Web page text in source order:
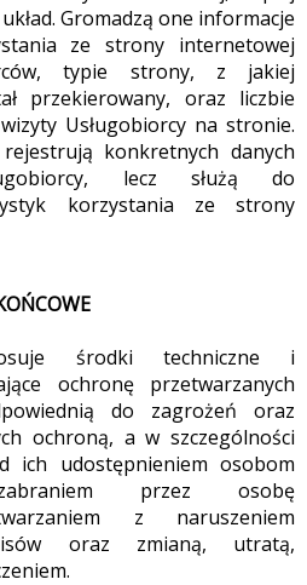
Gromadzą one informacje
ze strony internetowej
typie strony, z jakiej
przekierowany, oraz liczbie
Usługobiorcy na stronie.
konkretnych danych
lecz służą do
korzystania ze strony
środki techniczne i
ochronę przetwarzanych
do zagrożeń oraz
ochroną, a w szczególności
ich udostępnieniem osobom
zabraniem przez osobę
z naruszeniem
oraz zmianą, utratą,